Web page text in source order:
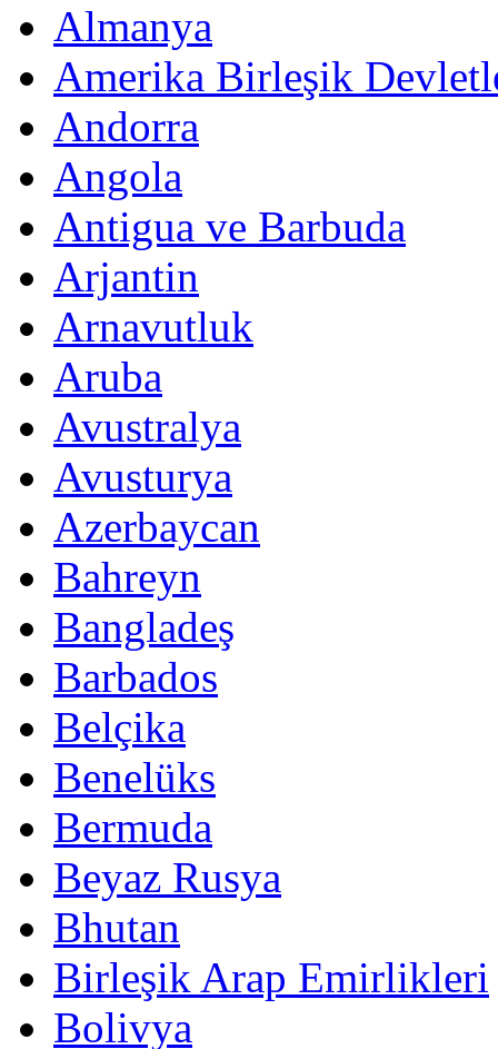
Almanya
Amerika Birleşik
Andorra
Angola
Antigua ve Barbuda
Arjantin
Arnavutluk
Aruba
Avustralya
Avusturya
Azerbaycan
Bahreyn
Bangladeş
Barbados
Belçika
Benelüks
Bermuda
Beyaz Rusya
Bhutan
Birleşik Arap Emirlikleri
Bolivya